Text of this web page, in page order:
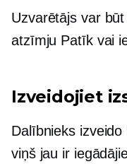
Uzvarētājs var
atzīmju Patīk vai
Izveidojiet
Dalībnieks
viņš jau ir